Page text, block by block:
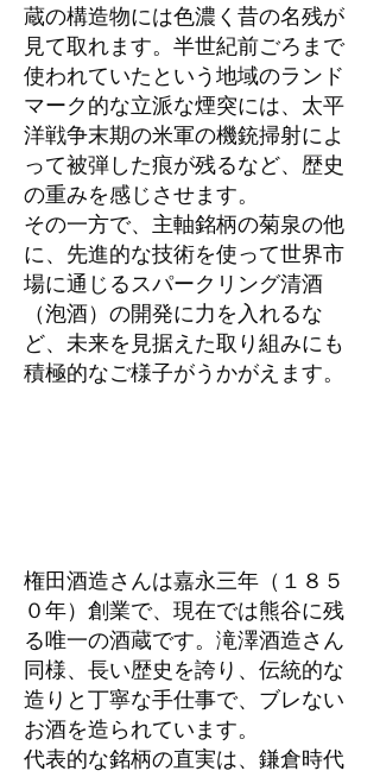
蔵の構造物には色濃く昔の名残が
見て取れます。半世紀前ごろまで
使われていたという地域のランド
マーク的な立派な煙突には、太平
洋戦争末期の米軍の機銃掃射によ
って被弾した痕が残るなど、歴史
の重みを感じさせます。
その一方で、主軸銘柄の菊泉の他
に、先進的な技術を使って世界市
場に通じるスパークリング清酒
（泡酒）の開発に力を入れるな
ど、未来を見据えた取り組みにも
積極的なご様子がうかがえます。
権田酒造さんは嘉永三年（１８５
０年）創業で、現在では熊谷に残
る唯一の酒蔵です。滝澤酒造さん
同様、長い歴史を誇り、伝統的な
造りと丁寧な手仕事で、ブレない
お酒を造られています。
代表的な銘柄の直実は、鎌倉時代